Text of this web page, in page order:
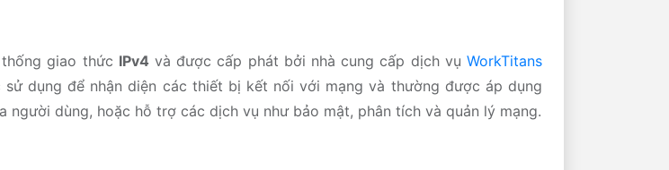
giao thức IPv4 và được cấp phát bởi nhà cung cấp dịch vụWorkTitans
dụng để nhận diện các thiết bị kết nối với mạng và thường được áp dụng
dùng, hoặc hỗ trợ các dịch vụ như bảo mật, phân tích và quản lý mạng.